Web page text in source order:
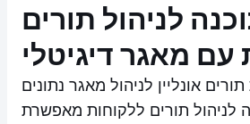
לניהול תורים
עם מאגר דיגיטלי
אונליין לניהול מאגר נתונים
לניהול תורים ללקוחות מאפשרת